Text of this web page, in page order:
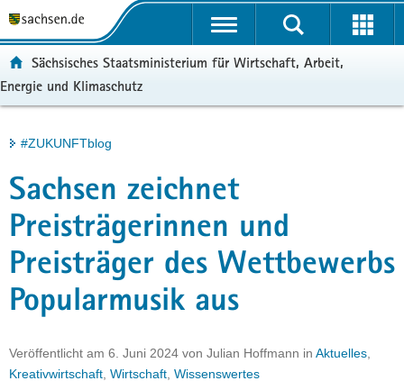
t
a
l
e
r
g
e
f
d
e
u
p
t
h
a
l
e
r
v
e
Portalübergreifende
Sächsisches Staatsministerium für Wirtschaft, Arbeit,
Energie und Klimaschutz
Hauptinhalt
#ZUKUNFTblog
Sachsen zeichnet
Preisträgerinnen und
Preisträger des Wettbewerbs
Popularmusik aus
Veröffentlicht am 6. Juni 2024 von Julian Hoffmann in Aktuelles
Kreativwirtschaft Wirtschaft Wissenswertes